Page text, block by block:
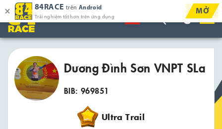
Dương Đình Sơn VNPT SLa
BIB: 969851
Ultra Trail
84RACE trên Android
Trải nghiệm tốt hơn trên ứng dụng
MỞ